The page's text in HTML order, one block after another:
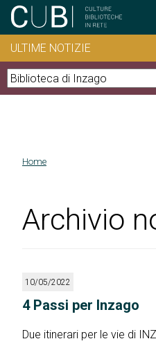
Salta al contenuto principale
ULTIME NOTIZIE
Home
Archivio
10/05/2022
4 Passi per Inzago
Due itinerari per le vie di